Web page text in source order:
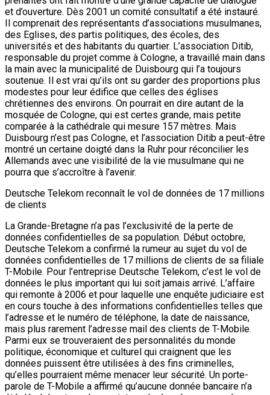
et d’ouverture. Dès 2001 un comité consultatif a été instauré.
Il comprenait des représentants d’associations musulmanes,
des Eglises, des partis politiques, des écoles, des
universités et des habitants du quartier. L’association Ditib,
responsable du projet comme à Cologne, a travaillé main dans
la main avec la municipalité de Duisbourg qui l’a toujours
soutenue. Il est vrai qu’ils ont su garder des proportions plus
modestes pour leur édifice que celles des églises
chrétiennes des environs. On pourrait en dire autant de la
mosquée de Cologne, qui est certes grande, mais petite
comparée à la cathédrale qui mesure 157 mètres. Mais
Duisbourg n’est pas Cologne, et l’association Ditib a peut-être
montré un certaine doigté dans la Ruhr pour réconcilier les
Allemands avec une visibilité de la vie musulmane qui ne
pourra que s’accroître à l’avenir.
Deutsche Telekom reconnaît le vol de données de 17 millions
de clients
La Grande-Bretagne n’a pas l’exclusivité de la perte de
données confidentielles de sa population. Début octobre,
Deutsche Telekom a confirmé la rumeur au sujet du vol de
données confidentielles de 17 millions de clients de sa filiale
T-Mobile. Pour l’entreprise Deutsche Telekom, c’est le vol de
données le plus important qui lui soit jamais arrivé. L’affaire
qui remonte à 2006 et pour laquelle une enquête judiciaire est
en cours touche à des informations confidentielles telles que
l’adresse et le numéro de téléphone, la date de naissance,
mais plus rarement l’adresse mail des clients de T-Mobile.
Parmi eux se trouveraient des personnalités du monde
politique, économique et culturel qui craignent que les
données puissent être utilisées à des fins criminelles,
qu’elles pourraient même menacer leur sécurité. Un porte-
parole de T-Mobile a affirmé qu’aucune donnée bancaire n’a